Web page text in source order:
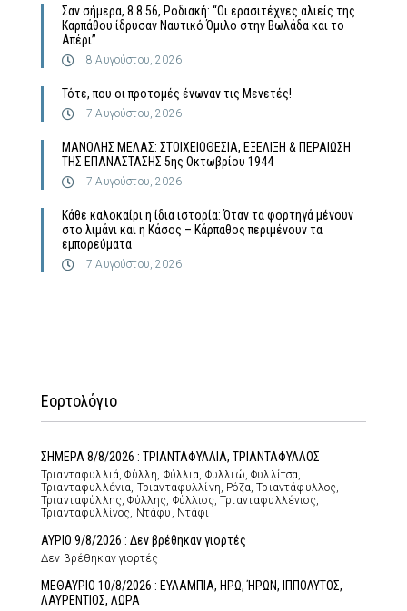
Σαν σήμερα, 8.8.56, Ροδιακή: “Οι ερασιτέχνες αλιείς της
Καρπάθου ίδρυσαν Ναυτικό Όμιλο στην Βωλάδα και το
Απέρι”
8 Αυγούστου, 2026
Τότε, που οι προτομές ένωναν τις Μενετές!
7 Αυγούστου, 2026
MΑΝΟΛΗΣ ΜΕΛΑΣ: ΣΤΟΙΧΕΙΟΘΕΣΙΑ, ΕΞΕΛΙΞΗ & ΠΕΡΑΙΩΣΗ
ΤΗΣ ΕΠΑΝΑΣΤΑΣΗΣ 5ης Οκτωβρίου 1944
7 Αυγούστου, 2026
Κάθε καλοκαίρι η ίδια ιστορία: Όταν τα φορτηγά μένουν
στο λιμάνι και η Κάσος – Κάρπαθος περιμένουν τα
εμπορεύματα
7 Αυγούστου, 2026
Εορτολόγιο
ΣΗΜΕΡΑ 8/8/2026 : ΤΡΙΑΝΤΑΦΥΛΛΙΑ, ΤΡΙΑΝΤΑΦΥΛΛΟΣ
Τριανταφυλλιά, Φύλλη, Φύλλια, Φυλλιώ, Φυλλίτσα,
Τριανταφυλλένια, Τριανταφυλλίνη, Ρόζα, Τριαντάφυλλος,
Τριανταφύλλης, Φύλλης, Φύλλιος, Τριανταφυλλένιος,
Τριανταφυλλίνος, Ντάφυ, Ντάφι
ΑΥΡΙΟ 9/8/2026 : Δεν βρέθηκαν γιορτές
Δεν βρέθηκαν γιορτές
ΜΕΘΑΥΡΙΟ 10/8/2026 : ΕΥΛΑΜΠΙΑ, ΗΡΩ, ΉΡΩΝ, ΙΠΠΟΛΥΤΟΣ,
ΛΑΥΡΕΝΤΙΟΣ, ΛΩΡΑ